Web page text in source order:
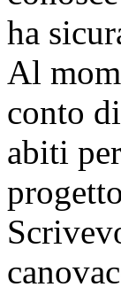
ha
Al
conto
abiti